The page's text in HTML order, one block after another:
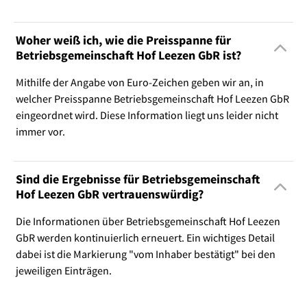
Woher weiß ich, wie die Preisspanne für
Betriebsgemeinschaft Hof Leezen GbR ist?
Mithilfe der Angabe von Euro-Zeichen geben wir an, in
welcher Preisspanne Betriebsgemeinschaft Hof Leezen GbR
eingeordnet wird. Diese Information liegt uns leider nicht
immer vor.
Sind die Ergebnisse für Betriebsgemeinschaft
Hof Leezen GbR vertrauenswürdig?
Die Informationen über Betriebsgemeinschaft Hof Leezen
GbR werden kontinuierlich erneuert. Ein wichtiges Detail
dabei ist die Markierung "vom Inhaber bestätigt" bei den
jeweiligen Einträgen.